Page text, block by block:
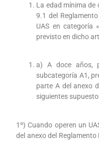
La edad mínima de
9.1 del
UAS en categoría
previsto en dicho
a) A doce años,
subcategoría A1,
parte A del anexo
siguientes
1º) Cuando operen un
del anexo del